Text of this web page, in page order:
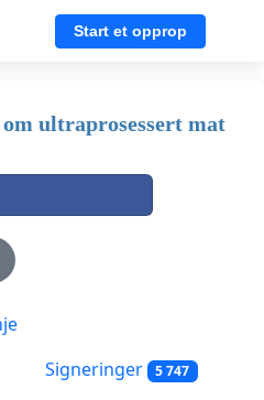
Start et opprop
ultraprosessert mat
Signeringer 5 747